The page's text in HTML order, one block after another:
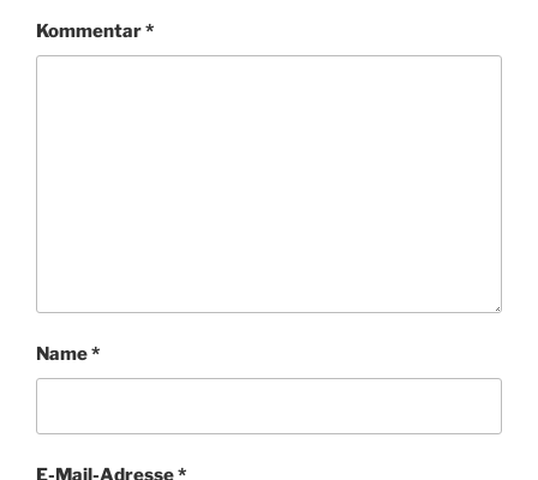
Kommentar*
Name*
E-Mail-Adresse*